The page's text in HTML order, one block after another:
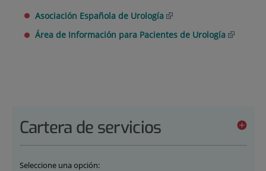
Asociación Española de Urología
Área de Información para Pacientes de Urología
Cartera de servicios
Seleccione una opción: